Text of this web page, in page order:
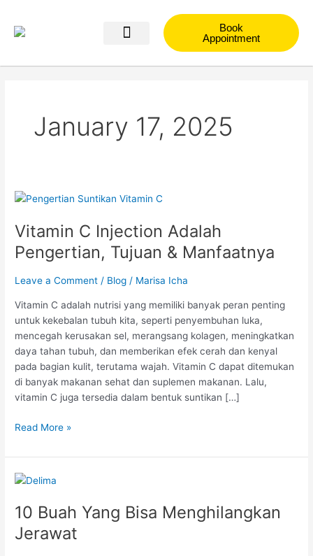
content
Book
Appointment
January 17, 2025
Vitamin C Injection Adalah
Pengertian, Tujuan & Manfaatnya
Leave a Comment / Blog / Marisa Icha
Vitamin C adalah nutrisi yang memiliki banyak peran penting
untuk kekebalan tubuh kita, seperti penyembuhan luka,
mencegah kerusakan sel, merangsang kolagen, meningkatkan
daya tahan tubuh, dan memberikan efek cerah dan kenyal
pada bagian kulit, terutama wajah. Vitamin C dapat ditemukan
di banyak makanan sehat dan suplemen makanan. Lalu,
vitamin C juga tersedia dalam bentuk suntikan […]
Vitamin
Injection
Adalah
Pengertian,
Manfaatnya
Read More »
10 Buah Yang Bisa Menghilangkan
Jerawat
10
Yang
Bisa
Menghilangkan